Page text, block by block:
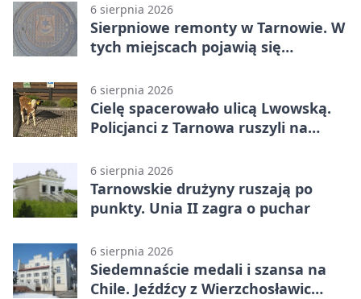
6 sierpnia 2026
Sierpniowe remonty w Tarnowie. W
tych miejscach pojawią się
6 sierpnia 2026
Cielę spacerowało ulicą Lwowską.
Policjanci z Tarnowa ruszyli na
6 sierpnia 2026
Tarnowskie drużyny ruszają po
punkty. Unia II zagra o puchar
6 sierpnia 2026
Siedemnaście medali i szansa na
Chile. Jeźdźcy z Wierzchosławic